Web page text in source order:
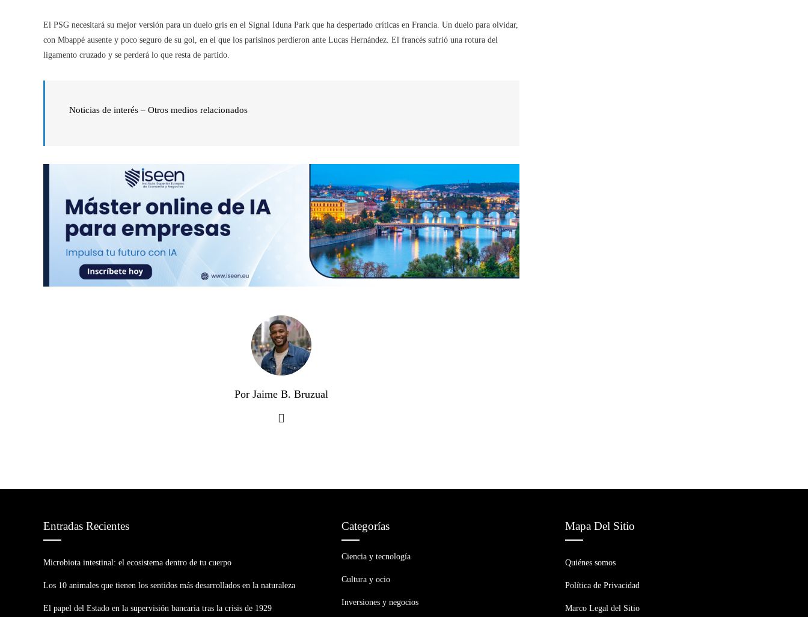
El PSG necesitará su mejor versión para un duelo gris en el Signal Iduna Park que ha despertado críticas en Francia. Un duelo para olvidar,
con Mbappé ausente y poco seguro de su gol, en el que los parisinos perdieron ante Lucas Hernández. El francés sufrió una rotura del
ligamento cruzado y se perderá lo que resta de partido.
Noticias de interés – Otros medios relacionados
Por Jaime B. Bruzual
Entradas Recientes
Microbiota intestinal: el ecosistema dentro de tu cuerpo
Los 10 animales que tienen los sentidos más desarrollados en la naturaleza
El papel del Estado en la supervisión bancaria tras la crisis de 1929
Categorías
Ciencia y tecnología
Cultura y ocio
Inversiones y negocios
Mapa Del Sitio
Quiénes somos
Política de Privacidad
Marco Legal del Sitio